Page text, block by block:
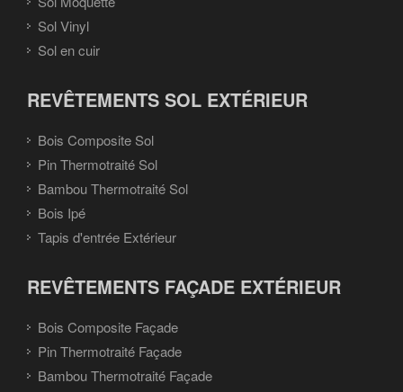
Sol Vinyl
Sol en cuir
REVÊTEMENTS SOL EXTÉRIEUR
Bois Composite Sol
Pin Thermotraité Sol
Bambou Thermotraité Sol
Bois Ipé
Tapis d'entrée Extérieur
REVÊTEMENTS FAÇADE EXTÉRIEUR
Bois Composite Façade
Pin Thermotraité Façade
Bambou Thermotraité Façade